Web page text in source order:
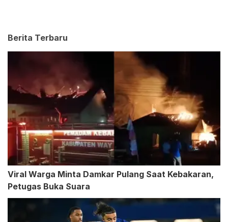
Berita Terbaru
Viral Warga Minta Damkar Pulang Saat Kebakaran,
Petugas Buka Suara